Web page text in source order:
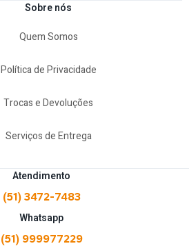
Atendimento
(51) 3472-7483
Whatsapp
(51) 999977229
Sobre nós
Quem Somos
Política de Privacidade
Trocas e Devoluções
Serviços de Entrega